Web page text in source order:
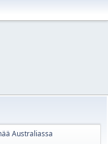
Australiassa